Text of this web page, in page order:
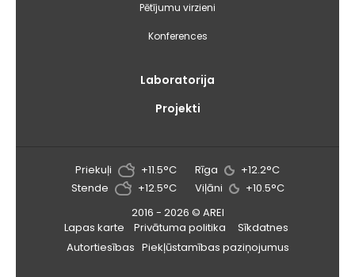
Pētījumu virzieni
Konferences
Laboratorija
Projekti
Priekuļi +11.5°C Rīga
+12.2°C
Stende
+12.5°C Viļāni
+10.5°C
2016 - 2026 © AREI
Lapas karte
Privātuma politika
Sīkdatnes
Autortiesības Piekļūstamības paziņojumus